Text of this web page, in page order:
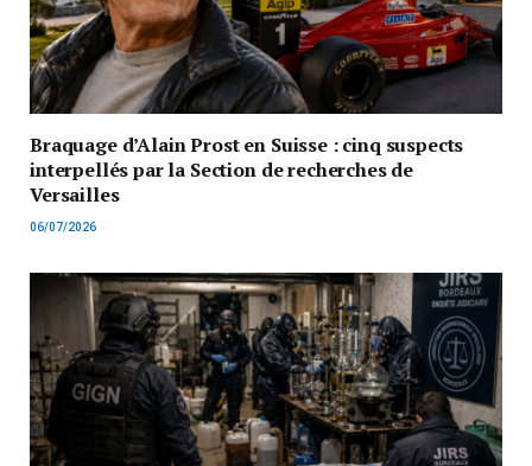
Braquage d’Alain Prost en Suisse : cinq suspects
interpellés par la Section de recherches de
Versailles
06/07/2026